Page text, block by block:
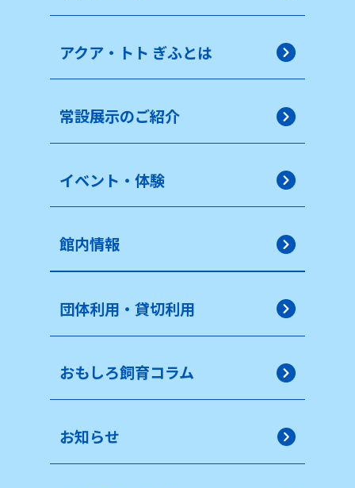
アクア・トト ぎふとは
常設展示のご紹介
イベント・体験
館内情報
団体利用・貸切利用
おもしろ飼育コラム
お知らせ